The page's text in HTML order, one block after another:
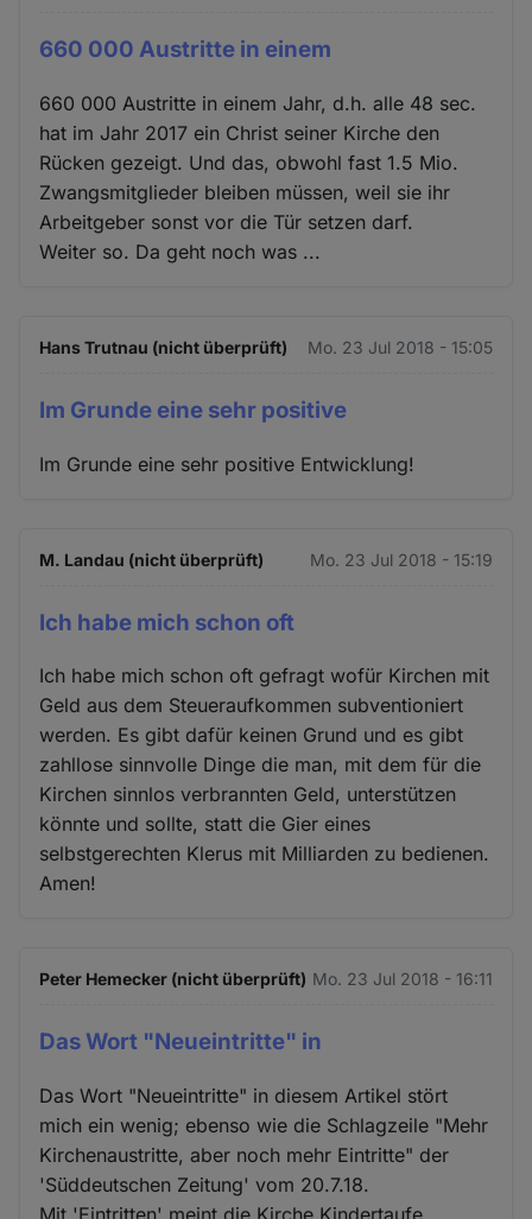
660 000 Austritte in einem
660 000 Austritte in einem Jahr, d.h. alle 48 sec.
hat im Jahr 2017 ein Christ seiner Kirche den
Rücken gezeigt. Und das, obwohl fast 1.5 Mio.
Zwangsmitglieder bleiben müssen, weil sie ihr
Arbeitgeber sonst vor die Tür setzen darf.
Weiter so. Da geht noch was ...
Hans Trutnau (nicht überprüft) Mo. 23 Jul 2018 - 15:05
Im Grunde eine sehr positive
Im Grunde eine sehr positive Entwicklung!
M. Landau (nicht überprüft) Mo. 23 Jul 2018 - 15:19
Ich habe mich schon oft
Ich habe mich schon oft gefragt wofür Kirchen mit
Geld aus dem Steueraufkommen subventioniert
werden. Es gibt dafür keinen Grund und es gibt
zahllose sinnvolle Dinge die man, mit dem für die
Kirchen sinnlos verbrannten Geld, unterstützen
könnte und sollte, statt die Gier eines
selbstgerechten Klerus mit Milliarden zu bedienen.
Amen!
Peter Hemecker (nicht überprüft) Mo. 23 Jul 2018 - 16:11
Das Wort "Neueintritte" in
Das Wort "Neueintritte" in diesem Artikel stört
mich ein wenig; ebenso wie die Schlagzeile "Mehr
Kirchenaustritte, aber noch mehr Eintritte" der
'Süddeutschen Zeitung' vom 20.7.18.